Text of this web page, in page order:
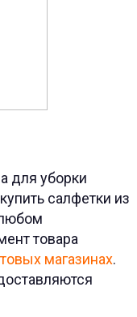
для уборки
салфетки из
товара
магазинах.